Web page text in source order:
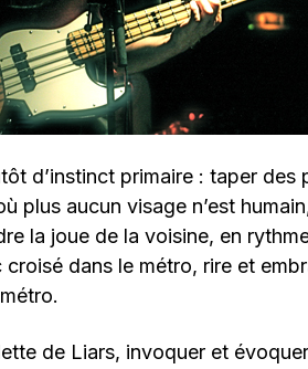
d’instinct primaire : taper
plus aucun visage n’est
la joue de la voisine, en
croisé dans le métro, rire et
de Liars, invoquer et